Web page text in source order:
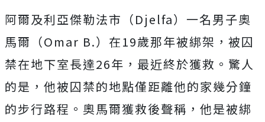
阿爾及利亞傑勒法市（Djelfa）一名男子奧
馬爾（Omar B.）在19歲那年被綁架，被囚
禁在地下室長達26年，最近終於獲救。驚人
的是，他被囚禁的地點僅距離他的家幾分鐘
的步行路程。奧馬爾獲救後聲稱，他是被綁